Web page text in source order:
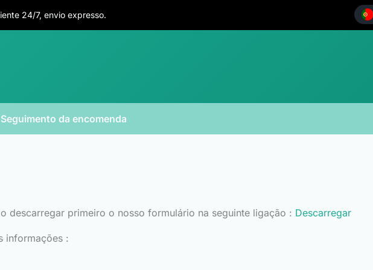
24/7, envio expresso.
Seguimento da encomenda
descarregar primeiro o nosso formulário na seguinte ligação : Descarregar
informações :